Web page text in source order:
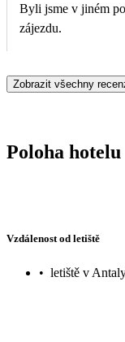
Byli jsme v jiném
zájezdu.
Zobrazit všechny
Poloha hotelu
Vzdálenost od letiště
• letiště v